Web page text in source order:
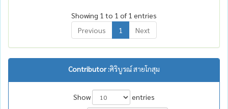
Showing 1 to 1 of 1 entries
Previous
1 Next
Contributor :ศิริบูรณ์ สายโกสุม
Show
entries